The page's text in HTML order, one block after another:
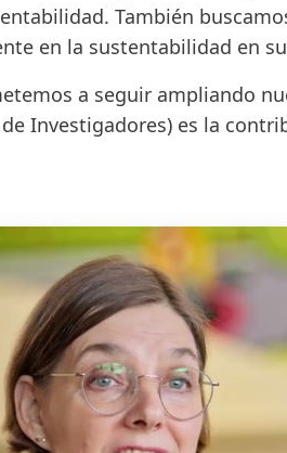
También
en la sustentabilidad en
a seguir ampliando
Investigadores) es la